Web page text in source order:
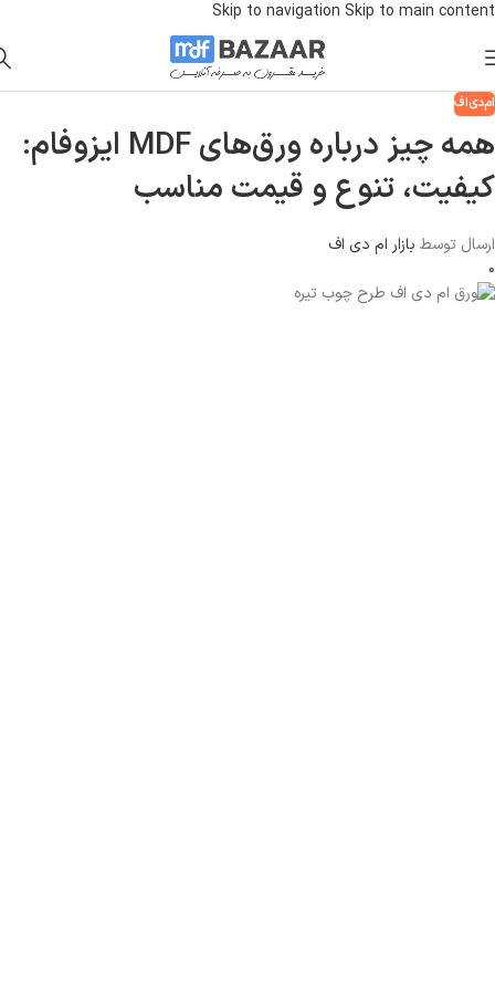
Skip to navigation Skip to main content
ام‌دی‌اف
همه چیز درباره ورق‌های MDF ایزوفام:
کیفیت، تنوع و قیمت مناسب
ارسال توسط بازار ام دی اف
۰